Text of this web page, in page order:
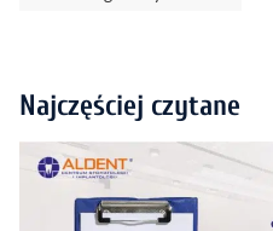
Najczęściej czytane